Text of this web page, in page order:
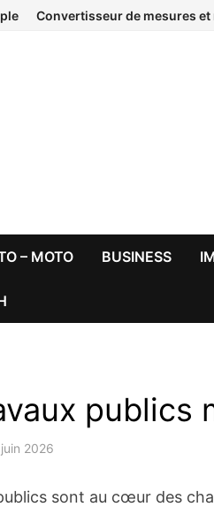
Convertisseur de mesures et
– MOTO BUSINESS
publics
2026
sont au cœur des